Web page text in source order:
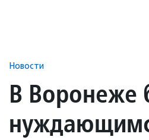
Новости
В Воронеже